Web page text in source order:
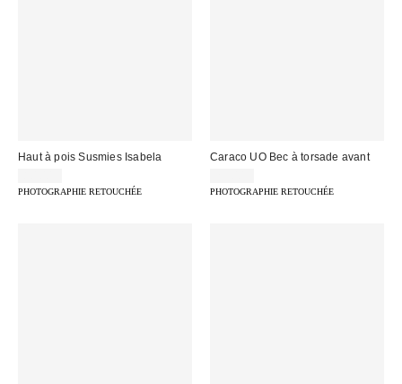
Haut à pois Susmies Isabela
PHOTOGRAPHIE RETOUCHÉE
Caraco UO Bec à torsade avant
PHOTOGRAPHIE RETOUCHÉE